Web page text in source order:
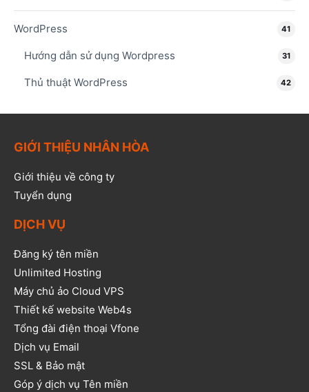
WordPress 41
Hướng dẫn sử dụng Wordpress 31
Thủ thuật WordPress 42
GIỚI THIỆU NHÂN HÒA
Giới thiệu về công ty
Tuyển dụng
DỊCH VỤ
Đăng ký tên miền
Unlimited Hosting
Máy chủ ảo Cloud VPS
Thiết kế website Web4s
Tổng đài điện thoại Vfone
Dịch vụ Email
SSL & Bảo mật
Góp ý dịch vụ Tên miền